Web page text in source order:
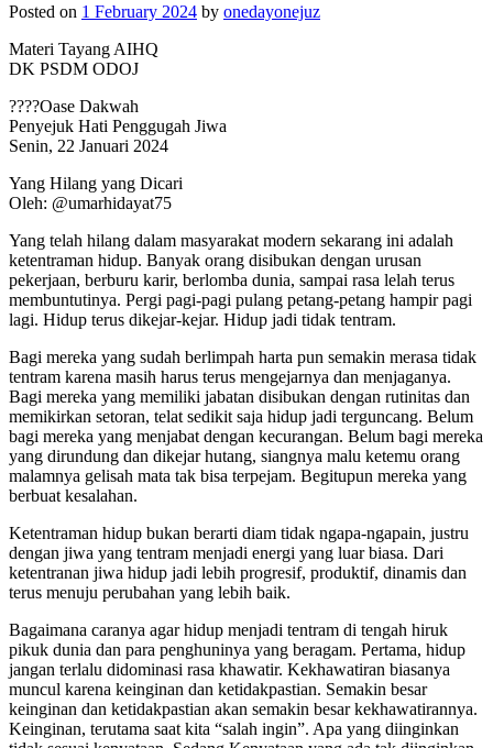
Posted on 1 February 2024 by onedayonejuz
Materi Tayang AIHQ
DK PSDM ODOJ
????Oase Dakwah
Penyejuk Hati Penggugah Jiwa
Senin, 22 Januari 2024
Yang Hilang yang Dicari
Oleh: @umarhidayat75
Yang telah hilang dalam masyarakat modern sekarang ini adalah
ketentraman hidup. Banyak orang disibukan dengan urusan
pekerjaan, berburu karir, berlomba dunia, sampai rasa lelah terus
membuntutinya. Pergi pagi-pagi pulang petang-petang hampir pagi
lagi. Hidup terus dikejar-kejar. Hidup jadi tidak tentram.
Bagi mereka yang sudah berlimpah harta pun semakin merasa tidak
tentram karena masih harus terus mengejarnya dan menjaganya.
Bagi mereka yang memiliki jabatan disibukan dengan rutinitas dan
memikirkan setoran, telat sedikit saja hidup jadi terguncang. Belum
bagi mereka yang menjabat dengan kecurangan. Belum bagi mereka
yang dirundung dan dikejar hutang, siangnya malu ketemu orang
malamnya gelisah mata tak bisa terpejam. Begitupun mereka yang
berbuat kesalahan.
Ketentraman hidup bukan berarti diam tidak ngapa-ngapain, justru
dengan jiwa yang tentram menjadi energi yang luar biasa. Dari
ketentranan jiwa hidup jadi lebih progresif, produktif, dinamis dan
terus menuju perubahan yang lebih baik.
Bagaimana caranya agar hidup menjadi tentram di tengah hiruk
pikuk dunia dan para penghuninya yang beragam. Pertama, hidup
jangan terlalu didominasi rasa khawatir. Kekhawatiran biasanya
muncul karena keinginan dan ketidakpastian. Semakin besar
keinginan dan ketidakpastian akan semakin besar kekhawatirannya.
Keinginan, terutama saat kita “salah ingin”. Apa yang diinginkan